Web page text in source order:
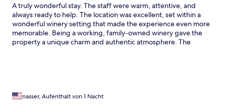
A truly wonderful stay. The staff were warm, attentive, and
always ready to help. The location was excellent, set within a
wonderful winery setting that made the experience even more
memorable. Being a working, family-owned winery gave the
property a unique charm and authentic atmosphere. The
nasser, Aufenthalt von 1 Nacht